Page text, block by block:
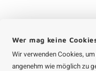
Wer mag keine
Wir verwenden Cookies,
angenehm wie möglich zu